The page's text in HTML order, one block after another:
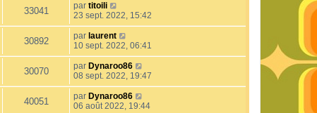
33041 par titoili
23 sept. 2022, 15:42
30892 par laurent
10 sept. 2022, 06:41
30070 par Dynaroo86
08 sept. 2022, 19:47
40051 par Dynaroo86
06 août 2022, 19:44